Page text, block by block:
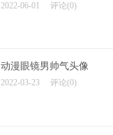
2022-06-01 评论(0)
动漫眼镜男帅气头像
2022-03-23 评论(0)